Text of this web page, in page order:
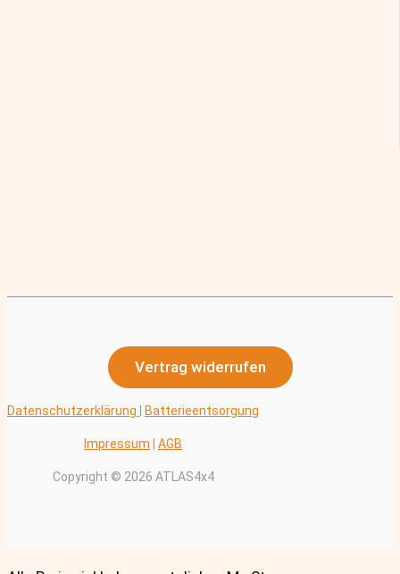
Vertrag widerrufen
Datenschutzerklärung Batterieentsorgung
Impressum AGB
Copyright © 2026 ATLAS4x4